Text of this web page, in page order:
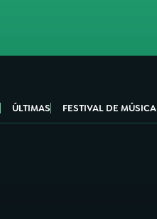
ÚLTIMAS FESTIVAL DE MÚSICA